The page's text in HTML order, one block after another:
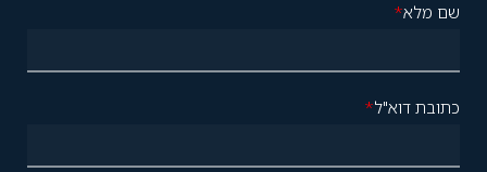
שם מלא*
כתובת דוא"ל*